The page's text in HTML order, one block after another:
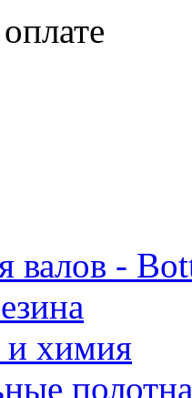
валов -
химия
полотна